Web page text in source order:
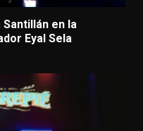
en la
Eyal Sela